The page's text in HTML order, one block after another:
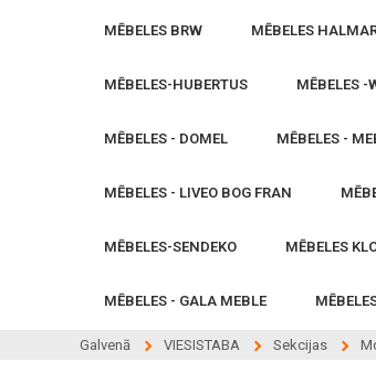
MĒBELES BRW MĒBELES
MĒBELES-HUBERTUS MĒBELES -
MĒBELES - DOMEL MĒBELES -
MĒBELES - LIVEO BOG FRAN
MĒBELES-SENDEKO MĒBELES
MĒBELES - GALA MEBLE
Galvenā VIESISTABA Sekcijas